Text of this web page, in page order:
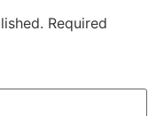
Required